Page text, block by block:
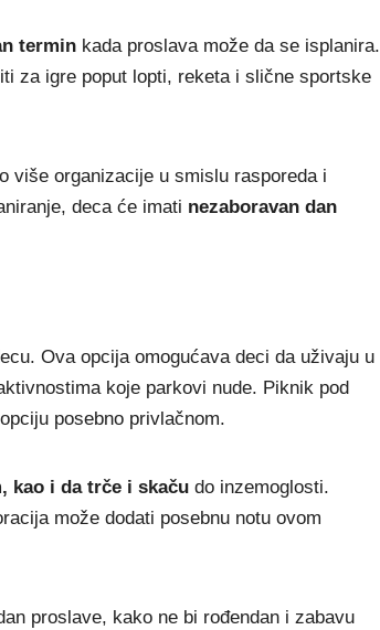
termin kada proslava može da se isplanira.
za igre poput lopti, reketa i slične sportske
više organizacije u smislu rasporeda i
deca će imati nezaboravan dan
Ova opcija omogućava deci da uživaju u
koje parkovi nude. Piknik pod
posebno privlačnom.
kao i da trče i skaču do inzemoglosti.
može dodati posebnu notu ovom
proslave, kako ne bi rođendan i zabavu